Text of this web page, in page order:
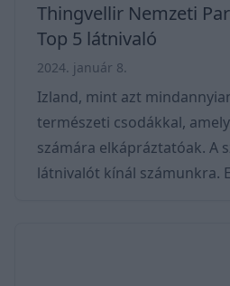
Thingvellir Nemzeti
Top 5 látnivaló
2024. január 8.
Izland, mint azt
természeti csodákkal,
számára elkápráztatóak. A
látnivalót kínál számunkra.